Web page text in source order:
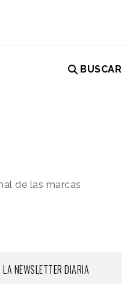
BUSCAR
de las marcas
NEWSLETTER DIARIA